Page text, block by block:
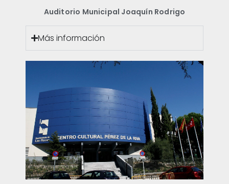
Auditorio Municipal Joaquín Rodrigo
Más información